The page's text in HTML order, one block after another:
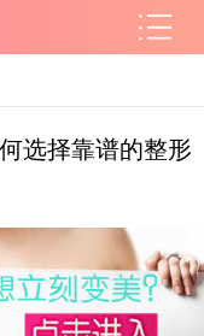
选择靠谱的整形